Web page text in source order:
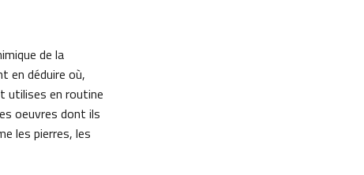
de la
en déduire où,
utilises en routine
oeuvres dont ils
les pierres, les